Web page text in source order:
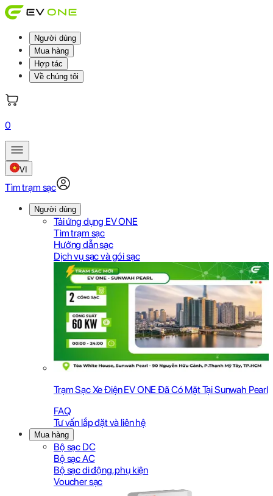
Người dùng
Mua hàng
Hợp tác
Về chúng tôi
0
VI
Tìm trạm sạc
Người dùng
Tải ứng dụng EV ONE
Tìm trạm sạc
Hướng dẫn sạc
Dịch vụ sạc và gói sạc
Trạm Sạc Xe Điện EV ONE Đã Có Mặt Tại Sunwah Pearl
FAQ
Tư vấn lắp đặt và liên hệ
Mua hàng
Bộ sạc DC
Bộ sạc AC
Bộ sạc di động, phụ kiện
Voucher sạc